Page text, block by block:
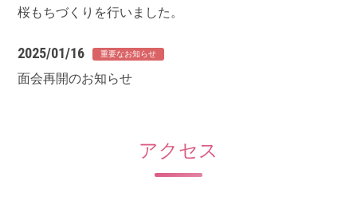
桜もちづくりを行いました。
2025/01/16
面会再開のお知らせ
アクセス